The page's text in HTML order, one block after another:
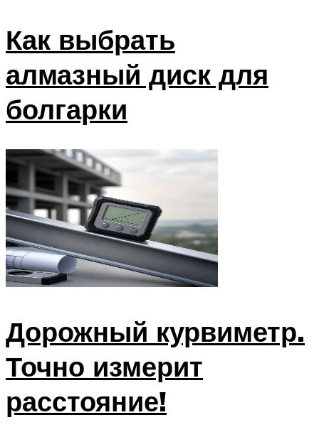
Как выбрать
алмазный диск для
болгарки
Дорожный курвиметр.
Точно измерит
расстояние!